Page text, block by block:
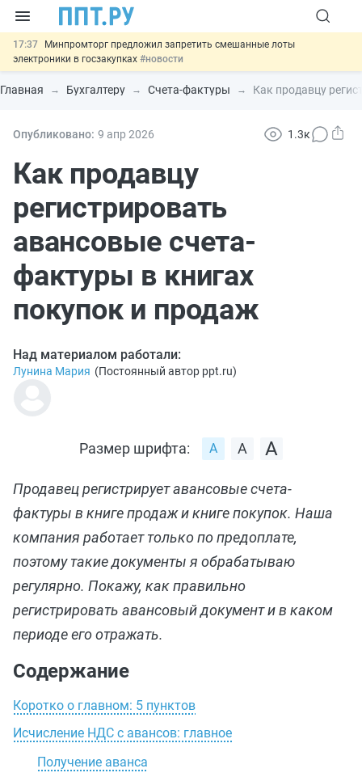
17:37
Минпромторг предложил запретить смешанные лоты
электроники в госзакупках #новости
17:13 Подписан указ об отмене спецрежима для вкладов физлиц из
недружественных стран
#новости
15:51 МВД запускает автоматическое аннулирование патента
13:48
банковской гарантией #новости
Главная Бухгалтеру Счета-фактуры Как продавцу
Опубликовано: 9 апр 2026 1.3к
Как продавцу
регистрировать
авансовые счета-
фактуры в книгах
покупок и продаж
Над материалом работали:
Лунина Мария (Постоянный автор ppt.ru)
Размер шрифта:
Продавец регистрирует авансовые счета-
фактуры в книге продаж и книге покупок. Наша
компания работает только по предоплате,
поэтому такие документы я обрабатываю
регулярно. Покажу, как правильно
регистрировать авансовый документ и в каком
периоде его отражать.
Содержание
Коротко о главном: 5 пунктов
Исчисление НДС с авансов: главное
Получение аванса